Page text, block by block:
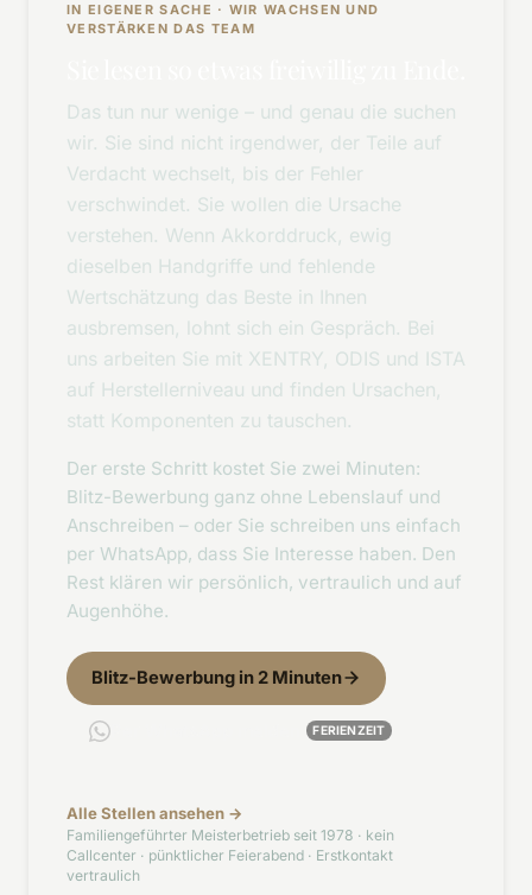
IN EIGENER SACHE · WIR WACHSEN UND
VERSTÄRKEN DAS TEAM
Das tun nur wenige – und genau die suchen
wir. Sie sind nicht irgendwer, der Teile auf
Verdacht wechselt, bis der Fehler
verschwindet. Sie wollen die Ursache
verstehen. Wenn Akkorddruck, ewig
dieselben Handgriffe und fehlende
Wertschätzung das Beste in Ihnen
ausbremsen, lohnt sich ein Gespräch. Bei
uns arbeiten Sie mit XENTRY, ODIS und ISTA
auf Herstellerniveau und finden Ursachen,
statt Komponenten zu tauschen.
Der erste Schritt kostet Sie zwei Minuten:
Blitz-Bewerbung ganz ohne Lebenslauf und
Anschreiben – oder Sie schreiben uns einfach
per WhatsApp, dass Sie Interesse haben. Den
Rest klären wir persönlich, vertraulich und auf
Augenhöhe.
Blitz-Bewerbung in 2 Minuten
FERIENZEIT
Alle Stellen ansehen →
Familiengeführter Meisterbetrieb seit 1978 · kein
Callcenter · pünktlicher Feierabend · Erstkontakt
vertraulich